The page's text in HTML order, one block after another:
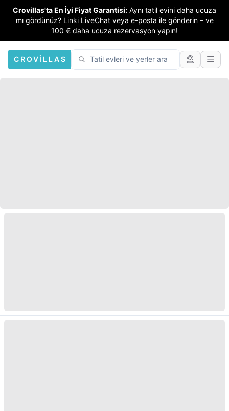
Crovillas'ta En İyi Fiyat Garantisi: Aynı tatil evini daha ucuza
mı gördünüz? Linki LiveChat veya e-posta ile gönderin – ve
100 € daha ucuza rezervasyon yapın!
CROVILLAS